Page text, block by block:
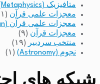
متافیزیک (Metaphysics)
معجزات علمی قرآن (۱۱)
معجزات علمی قرآن (Scientific Miracles of the Quran)
معجزات قرآن (۹)
منتخب سردبیر
(۱۹)
نجوم (Astronomy)
(۱)